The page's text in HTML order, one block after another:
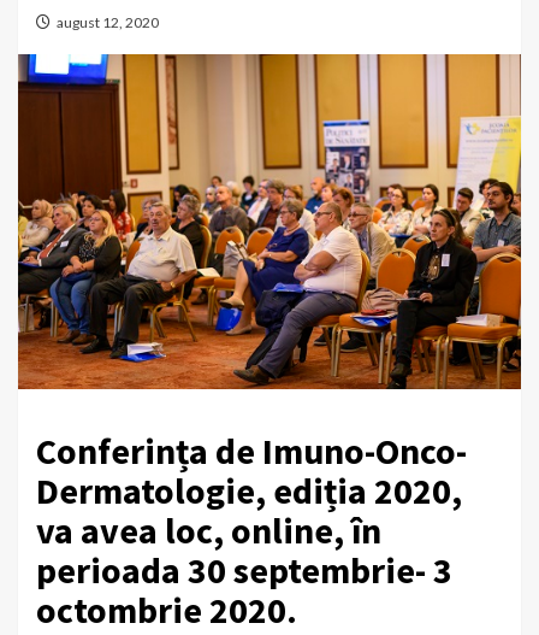
august 12, 2020
Conferința de Imuno-Onco-
Dermatologie, ediția 2020,
va avea loc, online, în
perioada 30 septembrie- 3
octombrie 2020.